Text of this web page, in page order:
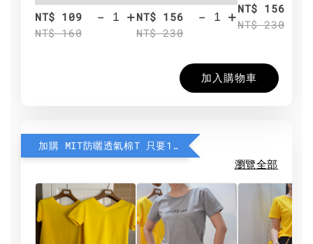
NT$ 109
NT$ 160
- +NT$ 156
NT$ 230
- +NT$ 156
NT$ 230
加入購物車
加購 MIT防曬透氣棉T 只要190元
瀏覽全部